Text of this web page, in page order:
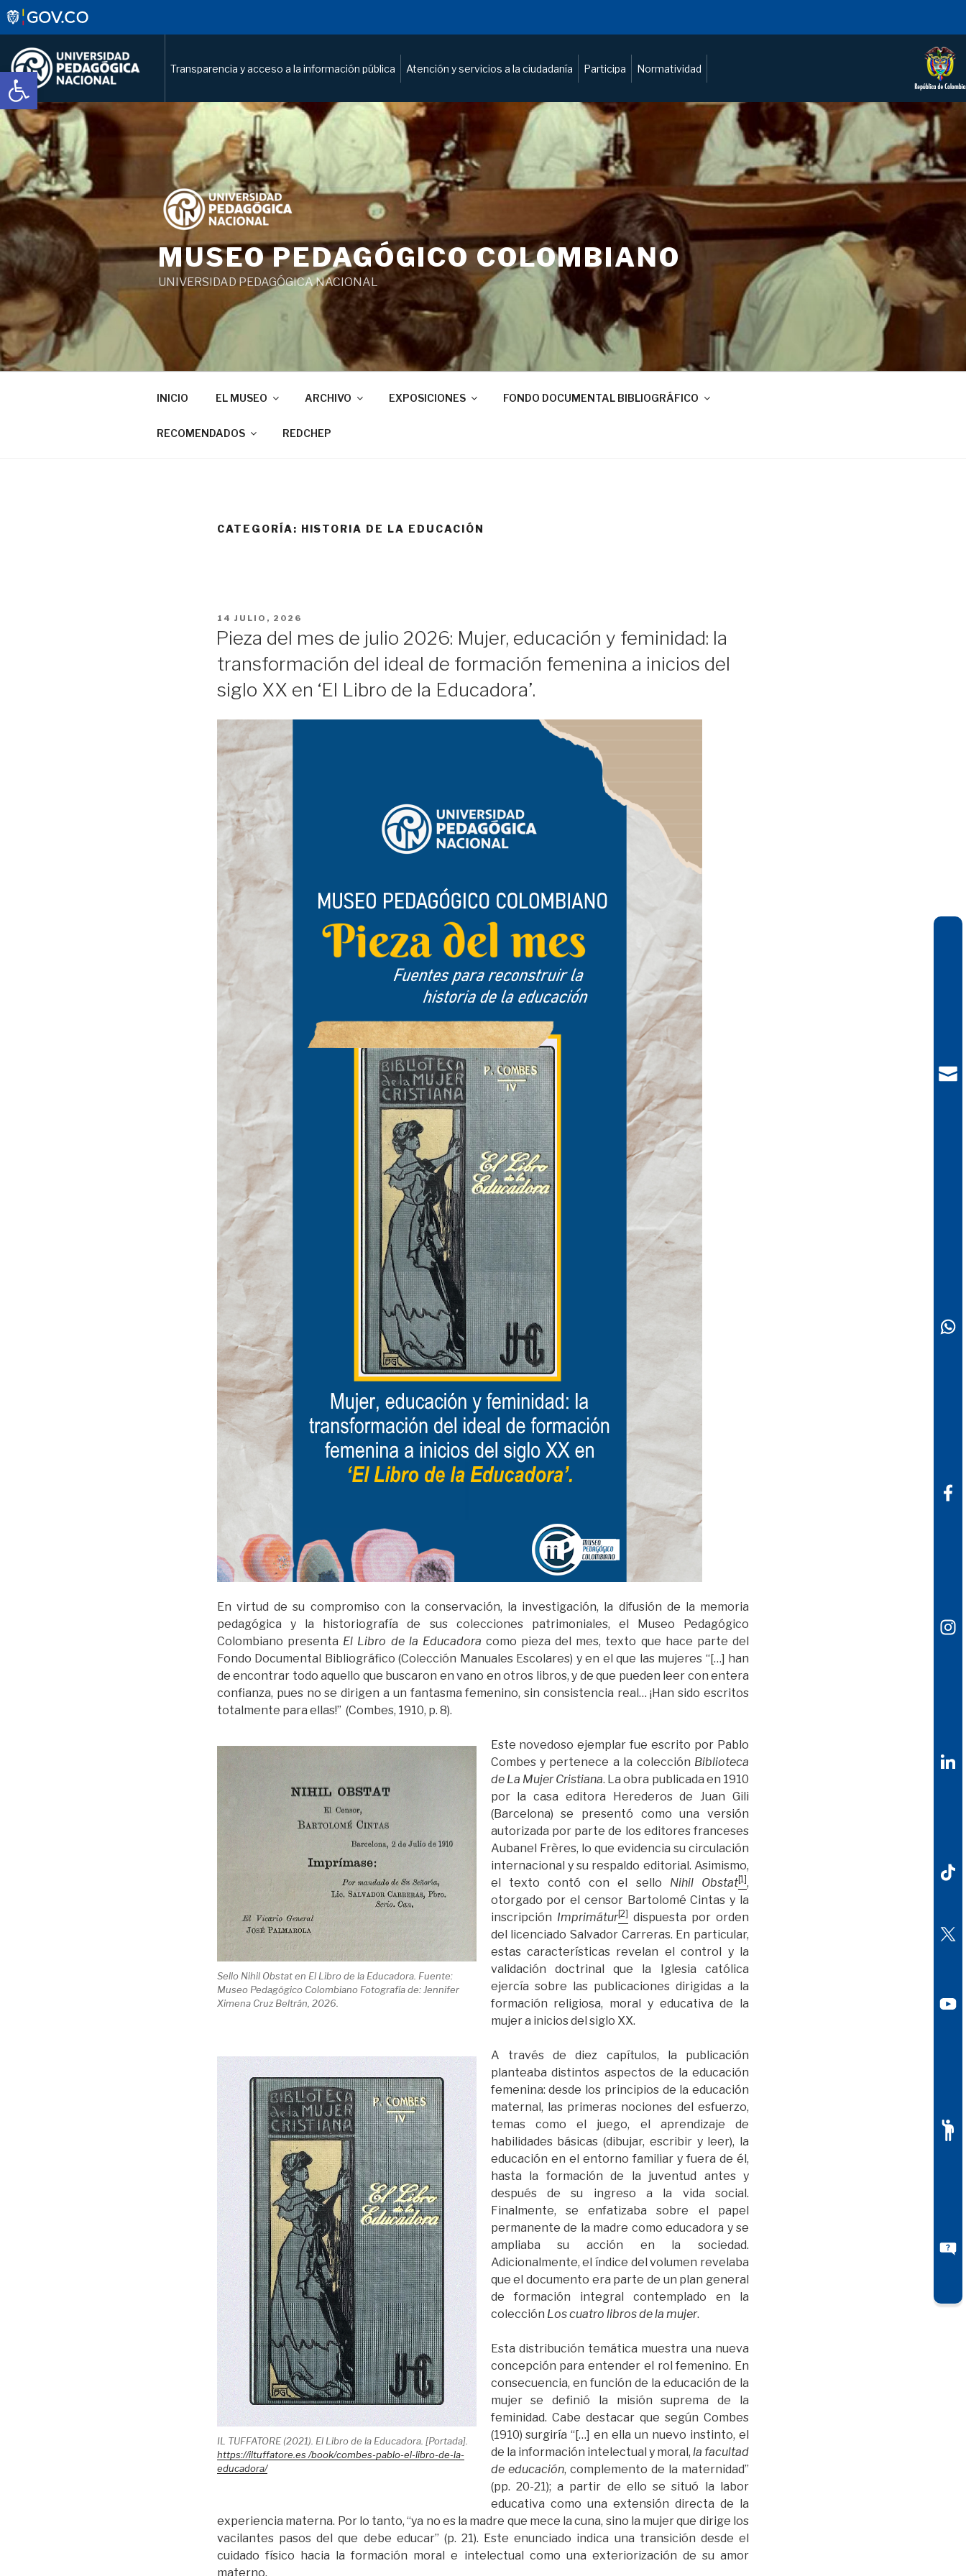
Abrir barra de herramientas Transparencia y acceso a la información pública Atención y servicios a la ciudadanía Participa Normatividad
Saltar
al
contenido
MUSEO PEDAGÓGICO COLOMBIANO
UNIVERSIDAD PEDAGÓGICA NACIONAL
INICIO EL MUSEO ARCHIVO EXPOSICIONES FONDO DOCUMENTAL BIBLIOGRÁFICO
RECOMENDADOS REDCHEP
CATEGORÍA: HISTORIA DE LA EDUCACIÓN
PUBLICADO
14 JULIO, 2026
Pieza del mes de julio 2026: Mujer, educación y feminidad: la
transformación del ideal de formación femenina a inicios del
siglo XX en ‘El Libro de la Educadora’.
En virtud de su compromiso con la conservación, la investigación, la difusión de la memoria
pedagógica y la historiografía de sus colecciones patrimoniales, el Museo Pedagógico
Colombiano presenta El Libro de la Educadora como pieza del mes, texto que hace parte del
Fondo Documental Bibliográfico (Colección Manuales Escolares) y en el que las mujeres “[…] han
de encontrar todo aquello que buscaron en vano en otros libros, y de que pueden leer con entera
confianza, pues no se dirigen a un fantasma femenino, sin consistencia real… ¡Han sido escritos
totalmente para ellas!” (Combes, 1910, p. 8).
Sello Nihil Obstat en El Libro de la Educadora. Fuente:
Museo Pedagógico Colombiano Fotografía de: Jennifer
Ximena Cruz Beltrán, 2026.
Este novedoso ejemplar fue escrito por Pablo
Combes y pertenece a la colección Biblioteca
de La Mujer Cristiana. La obra publicada en 1910
por la casa editora Herederos de Juan Gili
(Barcelona) se presentó como una versión
autorizada por parte de los editores franceses
Aubanel Frères, lo que evidencia su circulación
internacional y su respaldo editorial. Asimismo,
el texto contó con el sello Nihil Obstat[1],
otorgado por el censor Bartolomé Cintas y la
inscripción Imprimátur[2] dispuesta por orden
del licenciado Salvador Carreras. En particular,
estas características revelan el control y la
validación doctrinal que la Iglesia católica
ejercía sobre las publicaciones dirigidas a la
formación religiosa, moral y educativa de la
mujer a inicios del siglo XX.
IL TUFFATORE (2021). El Libro de la Educadora. [Portada].
https://iltuffatore.es /book/combes-pablo-el-libro-de-la-
educadora/
A través de diez capítulos, la publicación
planteaba distintos aspectos de la educación
femenina: desde los principios de la educación
maternal, las primeras nociones del esfuerzo,
temas como el juego, el aprendizaje de
habilidades básicas (dibujar, escribir y leer), la
educación en el entorno familiar y fuera de él,
hasta la formación de la juventud antes y
después de su ingreso a la vida social.
Finalmente, se enfatizaba sobre el papel
permanente de la madre como educadora y se
ampliaba su acción en la sociedad.
Adicionalmente, el índice del volumen revelaba
que el documento era parte de un plan general
de formación integral contemplado en la
colección Los cuatro libros de la mujer.
Esta distribución temática muestra una nueva
concepción para entender el rol femenino. En
consecuencia, en función de la educación de la
mujer se definió la misión suprema de la
feminidad. Cabe destacar que según Combes
(1910) surgiría “[…] en ella un nuevo instinto, el
de la información intelectual y moral, la facultad
de educación, complemento de la maternidad”
(pp. 20-21); a partir de ello se situó la labor
educativa como una extensión directa de la
experiencia materna. Por lo tanto, “ya no es la madre que mece la cuna, sino la mujer que dirige los
vacilantes pasos del que debe educar” (p. 21). Este enunciado indica una transición desde el
cuidado físico hacia la formación moral e intelectual como una exteriorización de su amor
materno.